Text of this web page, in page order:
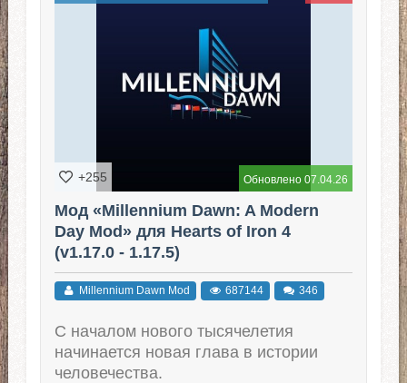
Обновлено 07.04.26
+255
Мод «Millennium Dawn: A Modern
Day Mod» для Hearts of Iron 4
(v1.17.0 - 1.17.5)
Millennium Dawn Mod 687144 346
С началом нового тысячелетия
начинается новая глава в истории
человечества.